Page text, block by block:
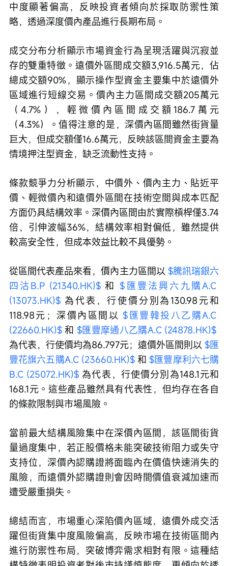
中度顯著偏高，反映投資者傾向於採取防禦性策
略，透過深度價內產品進行長期布局。
成交分布分析顯示市場資金行為呈現活躍與沉寂並
存的雙重特徵。遠價外區間成交額3,916.5萬元，佔
總成交額90%，顯示操作型資金主要集中於遠價外
區域進行短線交易。價內主力區間成交額205萬元
（4.7%），輕微價內區間成交額186.7萬元
（4.3%）。值得注意的是，深價內區間雖然街貨量
巨大，但成交額僅16.6萬元，反映該區間資金主要為
情境押注型資金，缺乏流動性支持。
條款競爭力分析顯示，中價外、價內主力、貼近平
價、輕微價內和遠價外區間在技術空間與成本匹配
方面仍具結構效率。深價內區間由於實際槓桿僅3.74
倍，引伸波幅36%，結構效率相對偏低，雖然提供
較高安全性，但成本效益比較不具優勢。
從區間代表產品來看，價內主力區間以 $騰訊瑞銀六
四沽B.P (21340.HK)$ 和 $匯豐法興六九購A.C
(13073.HK)$ 為代表，行使價分別為130.98元和
118.98元；深價內區間以 $匯豐韓投八乙購A.C
(22660.HK)$ 和 $匯豐摩通八乙購A.C (24878.HK)$
為代表，行使價均為86.797元；遠價外區間則以 $匯
豐花旗六五購A.C (23660.HK)$ 和 $匯豐摩利六七購
B.C (25072.HK)$ 為代表，行使價分別為148.1元和
168.1元。這些產品雖然具有代表性，但均存在各自
的條款限制與市場風險。
當前最大結構風險集中在深價內區間，該區間街貨
量過度集中，若正股價格未能突破技術阻力或失守
支持位，深價內認購證將面臨內在價值快速消失的
風險，而遠價外認購證則會因時間價值衰減加速而
遭受嚴重損失。
總結而言，市場重心深陷價內區域，遠價外成交活
躍但街貨集中度風險偏高，反映市場在技術區間內
進行防禦性布局，突破博弈需求相對有限。這種結